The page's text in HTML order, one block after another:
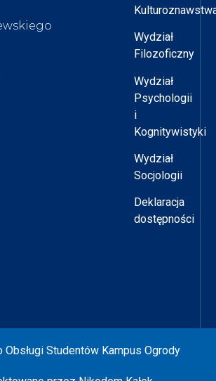
Wydział
Filozoficzny
Wydział
Psychologii
i
Kognitywistyki
Wydział
Socjologii
Deklaracja
dostępności
Studentów Kampus Ogrody